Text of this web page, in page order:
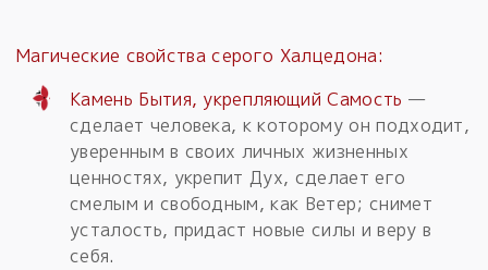
Магические свойства серого Халцедона:
Камень Бытия, укрепляющий Самость —
сделает человека, к которому он подходит,
уверенным в своих личных жизненных
ценностях, укрепит Дух, сделает его
смелым и свободным, как Ветер; снимет
усталость, придаст новые силы и веру в
себя.